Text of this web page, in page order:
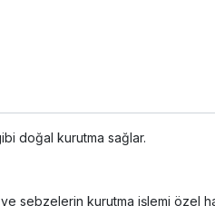
doğal kurutma sağlar.
sebzelerin kurutma işlemi özel